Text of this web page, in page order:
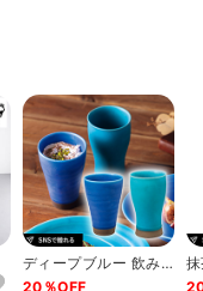
ディープブルー 飲み
比べカップ
20％OFF